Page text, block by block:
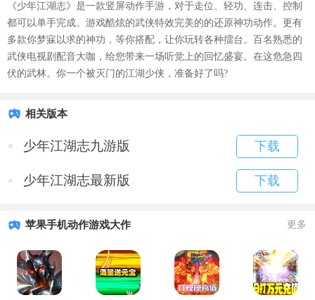
《少年江湖志》是一款竖屏动作手游，对于走位、轻功、连击、控制
都可以单手完成。游戏酷炫的武侠特效完美的的还原神功动作。更有
多款你梦寐以求的神功，等你搭配，让你玩转各种擂台。百名熟悉的
武侠电视剧配音大咖，给您带来一场听觉上的回忆盛宴。在这危急四
伏的武林。你一个被灭门的江湖少侠，准备好了吗?
相关版本
少年江湖志九游版 下载
少年江湖志最新版 下载
苹果手机动作游戏大作 更多